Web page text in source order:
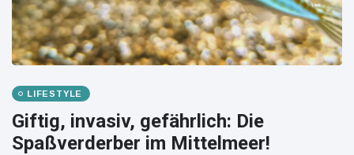
LIFESTYLE
Giftig, invasiv, gefährlich: Die
Spaßverderber im Mittelmeer!